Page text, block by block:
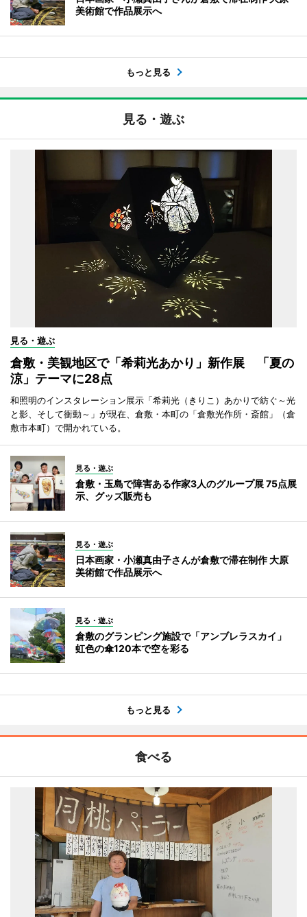
美術館で作品展示へ
もっと見る
見る・遊ぶ
見る・遊ぶ
倉敷・美観地区で「希莉光あかり」新作展 「夏の
涼」テーマに28点
和照明のインスタレーション展示「希莉光（きりこ）あかりで紡ぐ～光
と影、そして衝動～」が現在、倉敷・本町の「倉敷光作所・斎館」（倉
敷市本町）で開かれている。
見る・遊ぶ
倉敷・玉島で障害ある作家3人のグループ展 75点展
示、グッズ販売も
見る・遊ぶ
日本画家・小瀬真由子さんが倉敷で滞在制作 大原
美術館で作品展示へ
見る・遊ぶ
倉敷のグランピング施設で「アンブレラスカイ」
虹色の傘120本で空を彩る
もっと見る
食べる